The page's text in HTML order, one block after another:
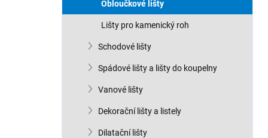
Obloučkové lišty
Lišty pro kamenický roh
Schodové lišty
Spádové lišty a lišty do koupelny
Vanové lišty
Dekorační lišty a listely
Dilatační lišty